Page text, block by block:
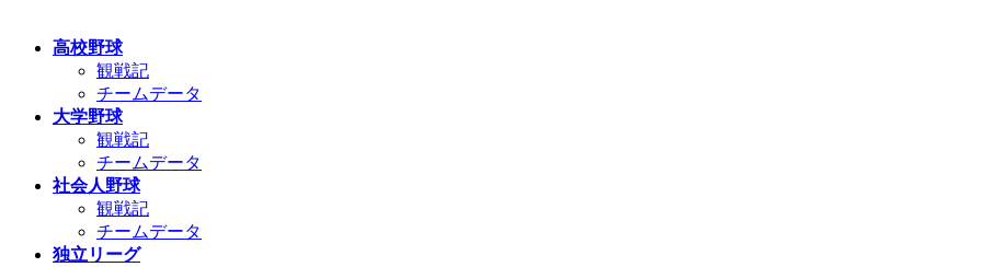
高校野球
観戦記
チームデータ
大学野球
観戦記
チームデータ
社会人野球
観戦記
チームデータ
独立リーグ